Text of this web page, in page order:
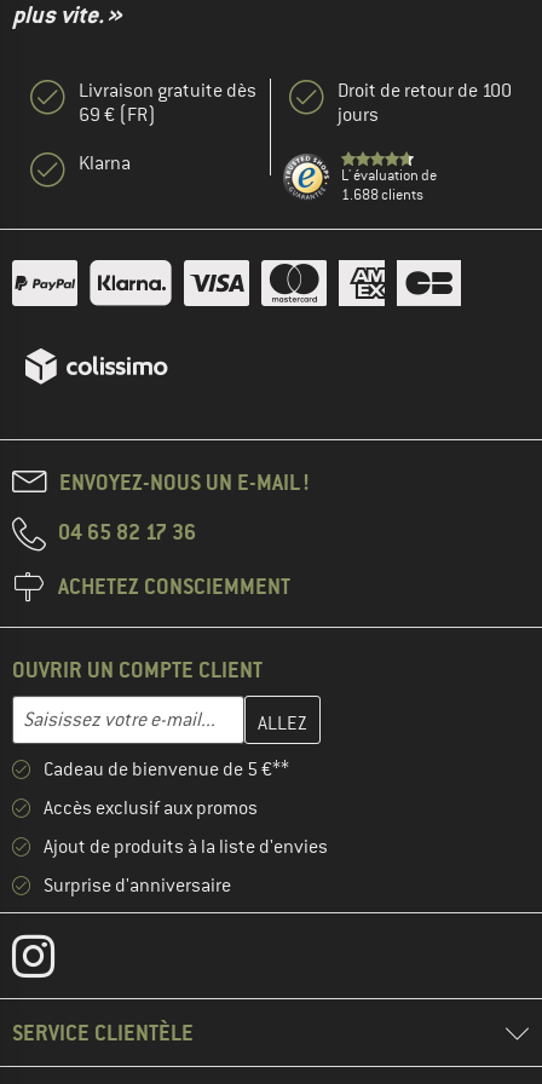
plus vite. »
Livraison gratuite dès
69 € (FR)
Klarna
Droit de retour de 100
jours
L' évaluation de
1.688 clients
ENVOYEZ-NOUS UN E-MAIL !
04 65 82 17 36
ACHETEZ CONSCIEMMENT
OUVRIR UN COMPTE CLIENT
Adresse e-mail
Entrez votre adresse e-mail ici et créez votre compte client à la
Cadeau de bienvenue de 5 €**
Accès exclusif aux promos
Ajout de produits à la liste d'envies
Surprise d'anniversaire
SERVICE CLIENTÈLE